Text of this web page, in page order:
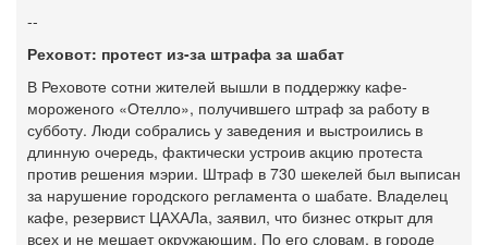
--
Реховот: протест из-за штрафа за шабат
В Реховоте сотни жителей вышли в поддержку кафе-
мороженого «Отелло», получившего штраф за работу в
субботу. Люди собрались у заведения и выстроились в
длинную очередь, фактически устроив акцию протеста
против решения мэрии. Штраф в 730 шекелей был выписан
за нарушение городского регламента о шабате. Владелец
кафе, резервист ЦАХАЛа, заявил, что бизнес открыт для
всех и не мешает окружающим. По его словам, в городе